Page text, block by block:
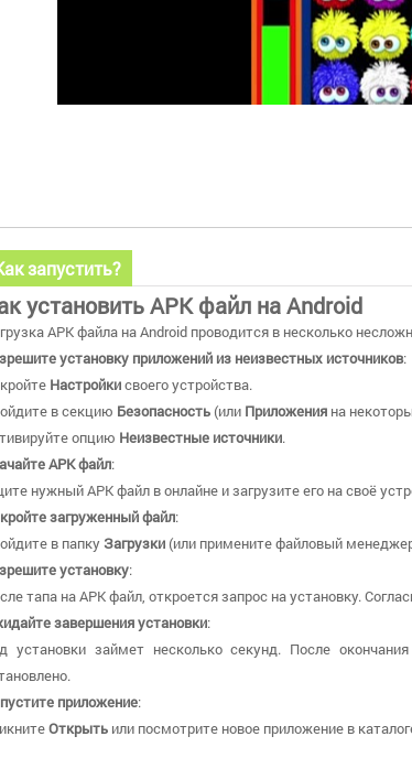
запустить?
установить APK файл на Android
APK файла на Android проводится в несколько
установку приложений из неизвестных источников:
Настройкисвоего устройства.
в секцию Безопасность (или Приложения на
опцию Неизвестные источники.
APK файл:
нужный APK файл в онлайне и загрузите его на своё
загруженный файл:
в папкуЗагрузки (или примените файловый
установку:
тапа на APK файл, откроется запрос на установку.
завершения установки:
установки займет несколько секунд. После
приложение:
Открыть или посмотрите новое приложение в